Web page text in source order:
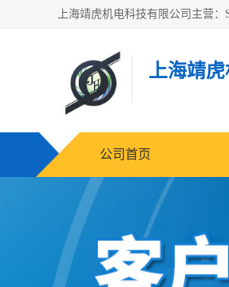
上海靖
公司首页